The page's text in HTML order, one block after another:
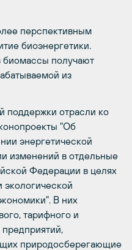
перспективным
биоэнергетики.
биомассы получают
из
поддержки отрасли ко
"Об
энергетической
изменений в отдельные
Федерации в целях
экологической
В них
тарифного и
природосберегающие